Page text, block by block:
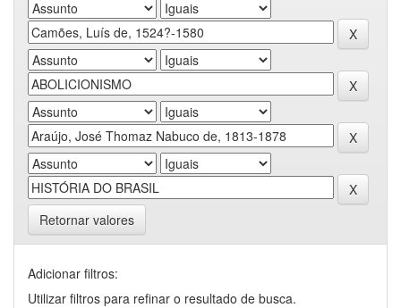
Retornar valores
Adicionar filtros:
Utilizar filtros para refinar o resultado de busca.